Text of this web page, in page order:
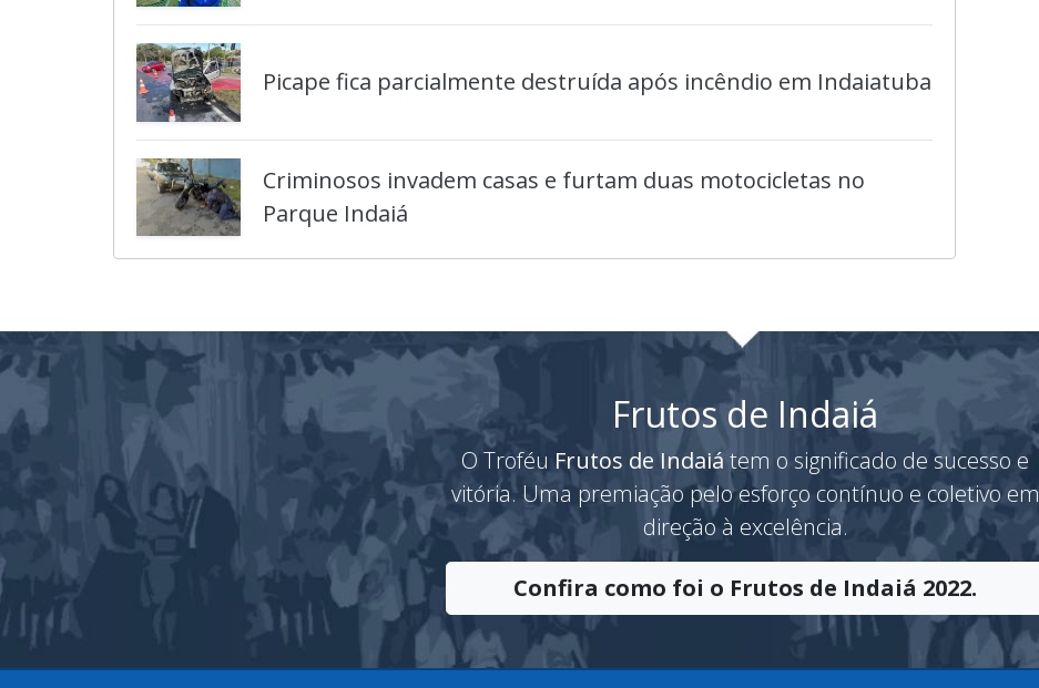
Picape fica parcialmente destruída após incêndio em Indaiatuba
Criminosos invadem casas e furtam duas motocicletas no
Parque Indaiá
Frutos de Indaiá
O Troféu Frutos de Indaiá tem o significado de sucesso e
vitória. Uma premiação pelo esforço contínuo e coletivo em
direção à excelência.
Confira como foi o Frutos de Indaiá 2022.